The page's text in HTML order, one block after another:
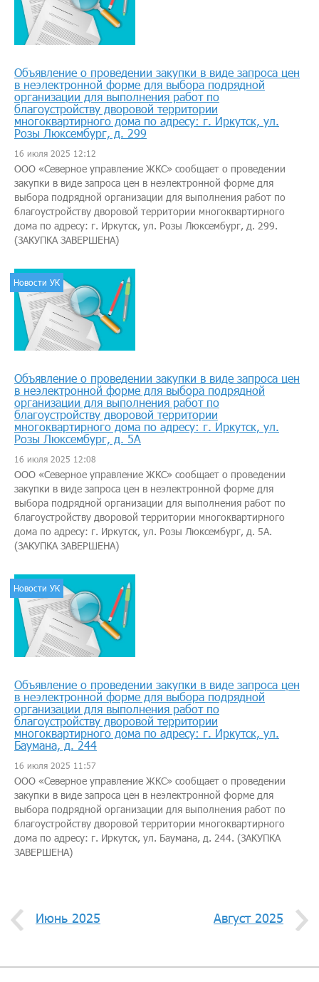
Объявление о проведении закупки в виде запроса цен
в неэлектронной форме для выбора подрядной
организации для выполнения работ по
благоустройству дворовой территории
многоквартирного дома по адресу: г. Иркутск, ул.
Розы Люксембург, д. 299
16 июля 2025 12:12
ООО «Северное управление ЖКС» сообщает о проведении
закупки в виде запроса цен в неэлектронной форме для
выбора подрядной организации для выполнения работ по
благоустройству дворовой территории многоквартирного
дома по адресу: г. Иркутск, ул. Розы Люксембург, д. 299.
(ЗАКУПКА ЗАВЕРШЕНА)
Новости УК
Объявление о проведении закупки в виде запроса цен
в неэлектронной форме для выбора подрядной
организации для выполнения работ по
благоустройству дворовой территории
многоквартирного дома по адресу: г. Иркутск, ул.
Розы Люксембург, д. 5А
16 июля 2025 12:08
ООО «Северное управление ЖКС» сообщает о проведении
закупки в виде запроса цен в неэлектронной форме для
выбора подрядной организации для выполнения работ по
благоустройству дворовой территории многоквартирного
дома по адресу: г. Иркутск, ул. Розы Люксембург, д. 5А.
(ЗАКУПКА ЗАВЕРШЕНА)
Новости УК
Объявление о проведении закупки в виде запроса цен
в неэлектронной форме для выбора подрядной
организации для выполнения работ по
благоустройству дворовой территории
многоквартирного дома по адресу: г. Иркутск, ул.
Баумана, д. 244
16 июля 2025 11:57
ООО «Северное управление ЖКС» сообщает о проведении
закупки в виде запроса цен в неэлектронной форме для
выбора подрядной организации для выполнения работ по
благоустройству дворовой территории многоквартирного
дома по адресу: г. Иркутск, ул. Баумана, д. 244. (ЗАКУПКА
ЗАВЕРШЕНА)
Июнь 2025 Август 2025